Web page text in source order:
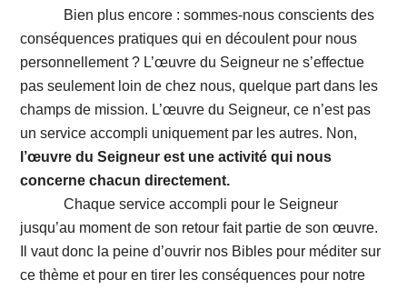
Bien plus encore : sommes-nous conscients des
conséquences pratiques qui en découlent pour nous
personnellement ? L’œuvre du Seigneur ne s’effectue
pas seulement loin de chez nous, quelque part dans les
champs de mission. L’œuvre du Seigneur, ce n’est pas
un service accompli uniquement par les autres. Non,
l’œuvre du Seigneur est une activité qui nous
concerne chacun directement.
Chaque service accompli pour le Seigneur
jusqu’au moment de son retour fait partie de son œuvre.
Il vaut donc la peine d’ouvrir nos Bibles pour méditer sur
ce thème et pour en tirer les conséquences pour notre